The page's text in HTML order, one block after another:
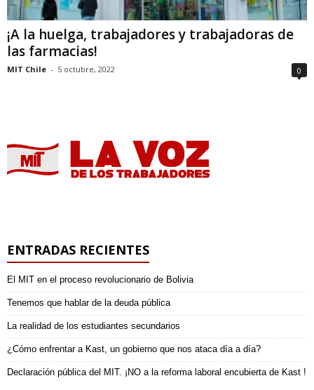
¡A la huelga, trabajadores y trabajadoras de
las farmacias!
MIT Chile - 5 octubre, 2022 0
ENTRADAS RECIENTES
El MIT en el proceso revolucionario de Bolivia
Tenemos que hablar de la deuda pública
La realidad de los estudiantes secundarios
¿Cómo enfrentar a Kast, un gobierno que nos ataca día a día?
Declaración pública del MIT. ¡NO a la reforma laboral encubierta de Kast !